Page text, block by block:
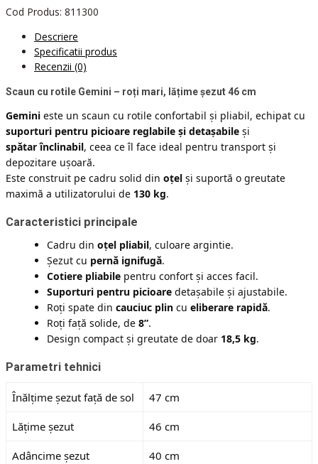
Cod Produs: 811300
Descriere
Specificatii produs
Recenzii (0)
Scaun cu rotile Gemini – roți mari, lățime șezut 46 cm
Gemini este un scaun cu rotile confortabil și pliabil, echipat cu
suporturi pentru picioare reglabile și detașabile și
spătar înclinabil, ceea ce îl face ideal pentru transport și
depozitare ușoară.
Este construit pe cadru solid din oțel și suportă o greutate
maximă a utilizatorului de 130 kg.
Caracteristici principale
Cadru din oțel pliabil, culoare argintie.
Șezut cu pernă ignifugă.
Cotiere pliabile pentru confort și acces facil.
Suporturi pentru picioare detașabile și ajustabile.
Roți spate din cauciuc plin cu eliberare rapidă.
Roți față solide, de 8”.
Design compact și greutate de doar 18,5 kg.
Parametri tehnici
Înălțime șezut față de sol 47 cm
Lățime șezut 46 cm
Adâncime șezut 40 cm